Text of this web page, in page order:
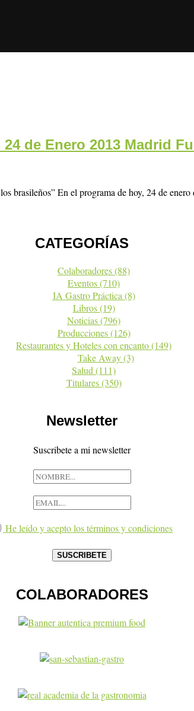
de Enero 2013 Madrid
brasileños” En el programa de hoy, 24 de
CATEGORÍAS
Colaboradores(88)
Eventos(710)
IA Gastro Práctica(8)
Libros(19)
Noticias(796)
Producciones(126)
Restaurantes y Hoteles con encanto(149)
Take Away(3)
Salud(111)
Titulares(350)
Newsletter
Suscribete a mi newsletter
He leído y acepto los términos y condiciones
COLABORADORES